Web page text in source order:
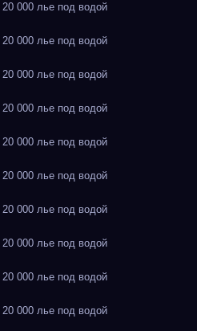
000 лье под водой
000 лье под водой
000 лье под водой
000 лье под водой
000 лье под водой
000 лье под водой
000 лье под водой
000 лье под водой
000 лье под водой
000 лье под водой